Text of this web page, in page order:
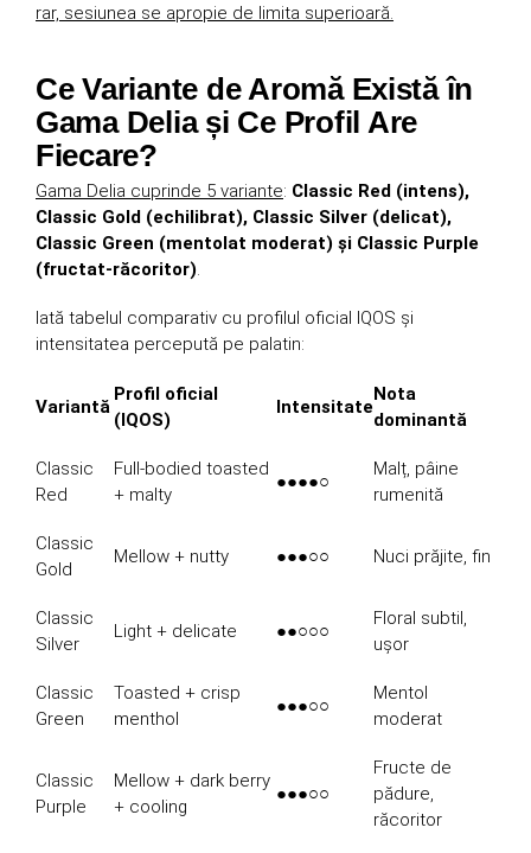
rar, sesiunea se apropie de limita superioară.
Ce Variante de Aromă Există în
Gama Delia și Ce Profil Are
Fiecare?
Gama Delia cuprinde 5 variante: Classic Red (intens),
Classic Gold (echilibrat), Classic Silver (delicat),
Classic Green (mentolat moderat) și Classic Purple
(fructat-răcoritor).
Iată tabelul comparativ cu profilul oficial IQOS și
intensitatea percepută pe palatin:
Variantă
Profil oficial
(IQOS)
Intensitate
Nota
dominantă
Classic
Red
Full-bodied toasted
+ malty
●●●●○
Malț, pâine
rumenită
Classic
Gold
Mellow + nutty ●●●○○ Nuci prăjite, fin
Classic
Silver
Light + delicate ●●○○○
Floral subtil,
ușor
Classic
Green
Toasted + crisp
menthol
●●●○○
Mentol
moderat
Classic
Purple
Mellow + dark berry
+ cooling
●●●○○
Fructe de
pădure,
răcoritor